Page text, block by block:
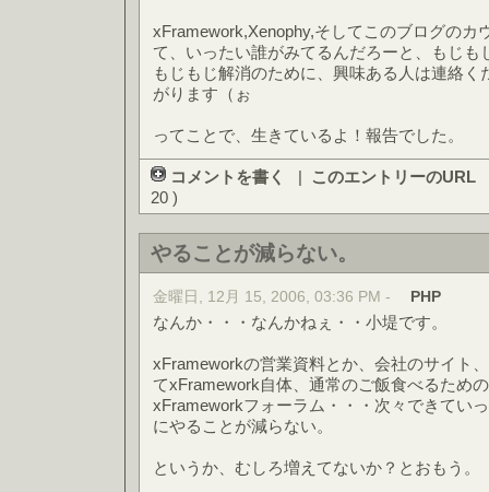
xFramework,Xenophy,そしてこのブログのカ
て、いったい誰がみてるんだろーと、もじも
もじもじ解消のために、興味ある人は連絡
がります（ぉ
ってことで、生きているよ！報告でした。
コメントを書く | このエントリーのURL
20 )
やることが減らない。
金曜日, 12月 15, 2006, 03:36 PM - PHP
なんか・・・なんかねぇ・・小堤です。
xFrameworkの営業資料とか、会社のサイト
てxFramework自体、通常のご飯食べるため
xFrameworkフォーラム・・・次々できてい
にやることが減らない。
というか、むしろ増えてないか？とおもう。